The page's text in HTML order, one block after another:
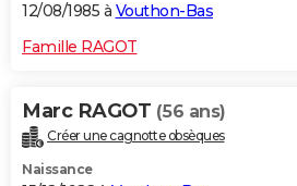
12/08/1985 à Vouthon-Bas
Famille RAGOT
Marc RAGOT (56 ans)
Créer une cagnotte obsèques
Naissance